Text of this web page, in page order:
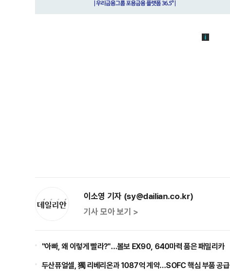
이소영 기자 (sy@dailian.co.kr)
기사 모아 보기 >
"아빠, 왜 이렇게 빨라?"…볼보 EX90, 640마력 품은 패밀리카
두산퓨얼셀, 獨 리베리온과 1087억 계약…SOFC 핵심 부품 공급